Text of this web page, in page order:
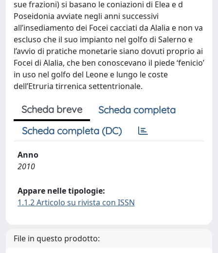
sue frazioni) si basano le coniazioni di Elea e d
Poseidonia avviate negli anni successivi
all’insediamento dei Focei cacciati da Alalia e non va
escluso che il suo impianto nel golfo di Salerno e
l’avvio di pratiche monetarie siano dovuti proprio ai
Focei di Alalia, che ben conoscevano il piede ‘fenicio’
in uso nel golfo del Leone e lungo le coste
dell’Etruria tirrenica settentrionale.
Scheda breve
Scheda completa
Scheda completa (DC)
Anno
2010
Appare nelle tipologie:
1.1.2 Articolo su rivista con ISSN
File in questo prodotto: